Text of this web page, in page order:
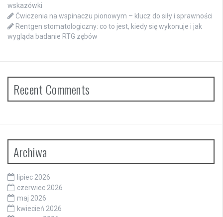
wskazówki
Ćwiczenia na wspinaczu pionowym – klucz do siły i sprawności
Rentgen stomatologiczny: co to jest, kiedy się wykonuje i jak
wygląda badanie RTG zębów
Recent Comments
Archiwa
lipiec 2026
czerwiec 2026
maj 2026
kwiecień 2026